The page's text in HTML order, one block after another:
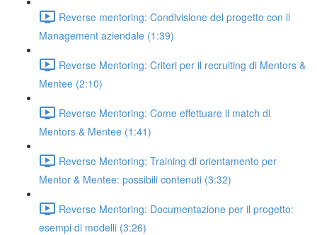
Reverse mentoring: Condivisione del progetto con il
Management aziendale (1:39)
Reverse Mentoring: Criteri per il recruiting di Mentors &
Mentee (2:10)
Reverse Mentoring: Come effettuare il match di
Mentors & Mentee (1:41)
Reverse Mentoring: Training di orientamento per
Mentor & Mentee: possibili contenuti (3:32)
Reverse Mentoring: Documentazione per il progetto:
esempi di modelli (3:26)